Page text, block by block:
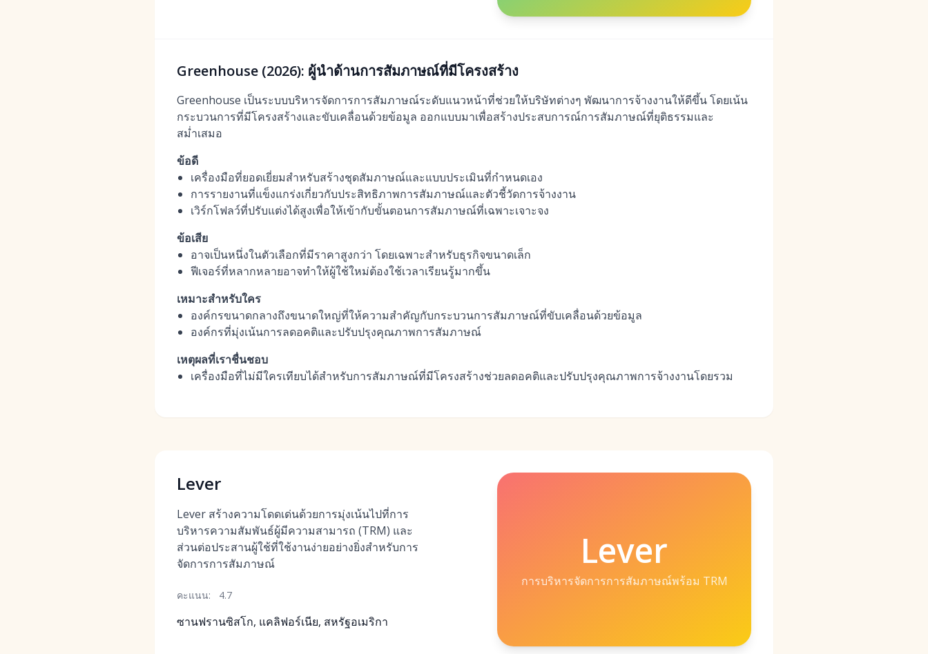
Greenhouse (2026): ผู้นำด้านการสัมภาษณ์ที่มีโครงสร้าง
Greenhouse เป็นระบบบริหารจัดการการสัมภาษณ์ระดับแนวหน้าที่ช่วยให้บริษัทต่างๆ พัฒนาการจ้างงานให้ดีขึ้น โดยเน้น
กระบวนการที่มีโครงสร้างและขับเคลื่อนด้วยข้อมูล ออกแบบมาเพื่อสร้างประสบการณ์การสัมภาษณ์ที่ยุติธรรมและ
สม่ำเสมอ
ข้อดี
เครื่องมือที่ยอดเยี่ยมสำหรับสร้างชุดสัมภาษณ์และแบบประเมินที่กำหนดเอง
การรายงานที่แข็งแกร่งเกี่ยวกับประสิทธิภาพการสัมภาษณ์และตัวชี้วัดการจ้างงาน
เวิร์กโฟลว์ที่ปรับแต่งได้สูงเพื่อให้เข้ากับขั้นตอนการสัมภาษณ์ที่เฉพาะเจาะจง
ข้อเสีย
อาจเป็นหนึ่งในตัวเลือกที่มีราคาสูงกว่า โดยเฉพาะสำหรับธุรกิจขนาดเล็ก
ฟีเจอร์ที่หลากหลายอาจทำให้ผู้ใช้ใหม่ต้องใช้เวลาเรียนรู้มากขึ้น
เหมาะสำหรับใคร
องค์กรขนาดกลางถึงขนาดใหญ่ที่ให้ความสำคัญกับกระบวนการสัมภาษณ์ที่ขับเคลื่อนด้วยข้อมูล
องค์กรที่มุ่งเน้นการลดอคติและปรับปรุงคุณภาพการสัมภาษณ์
เหตุผลที่เราชื่นชอบ
เครื่องมือที่ไม่มีใครเทียบได้สำหรับการสัมภาษณ์ที่มีโครงสร้างช่วยลดอคติและปรับปรุงคุณภาพการจ้างงานโดยรวม
Lever
Lever สร้างความโดดเด่นด้วยการมุ่งเน้นไปที่การ
บริหารความสัมพันธ์ผู้มีความสามารถ (TRM) และ
ส่วนต่อประสานผู้ใช้ที่ใช้งานง่ายอย่างยิ่งสำหรับการ
จัดการการสัมภาษณ์
คะแนน: 4.7
ซานฟรานซิสโก, แคลิฟอร์เนีย, สหรัฐอเมริกา
Lever
การบริหารจัดการการสัมภาษณ์พร้อม TRM